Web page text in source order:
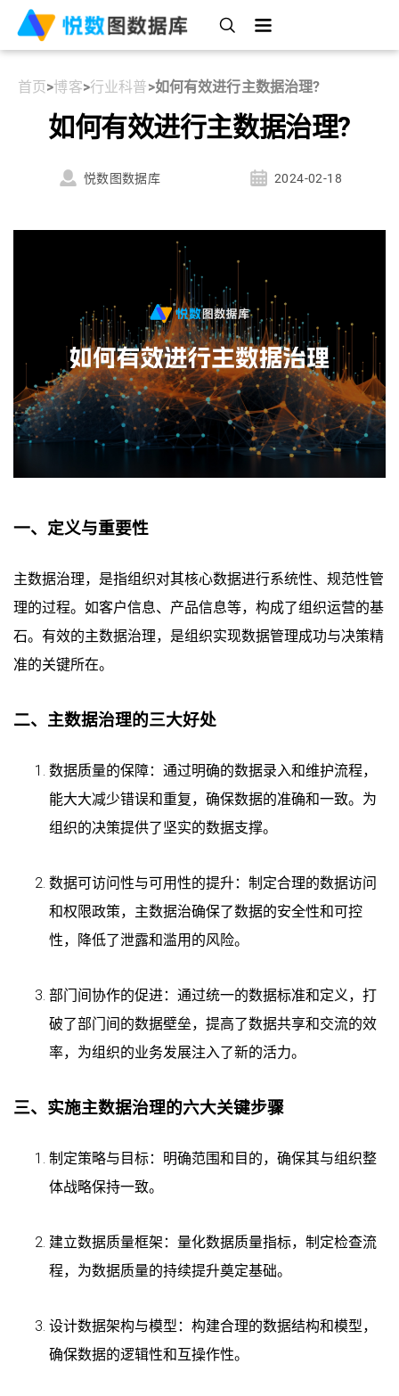
首页>博客>行业科普>如何有效进行主数据治理?
如何有效进行主数据治理?
悦数图数据库 2024-02-18
一、定义与重要性
主数据治理，是指组织对其核心数据进行系统性、规范性管
理的过程。如客户信息、产品信息等，构成了组织运营的基
石。有效的主数据治理，是组织实现数据管理成功与决策精
准的关键所在。
二、主数据治理的三大好处
数据质量的保障：通过明确的数据录入和维护流程，
能大大减少错误和重复，确保数据的准确和一致。为
组织的决策提供了坚实的数据支撑。
数据可访问性与可用性的提升：制定合理的数据访问
和权限政策，主数据治确保了数据的安全性和可控
性，降低了泄露和滥用的风险。
部门间协作的促进：通过统一的数据标准和定义，打
破了部门间的数据壁垒，提高了数据共享和交流的效
率，为组织的业务发展注入了新的活力。
三、实施主数据治理的六大关键步骤
制定策略与目标：明确范围和目的，确保其与组织整
体战略保持一致。
建立数据质量框架：量化数据质量指标，制定检查流
程，为数据质量的持续提升奠定基础。
设计数据架构与模型：构建合理的数据结构和模型，
确保数据的逻辑性和互操作性。